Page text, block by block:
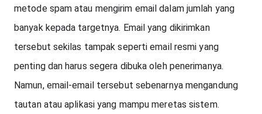
metode spam atau mengirim email dalam jumlah yang
banyak kepada targetnya. Email yang dikirimkan
tersebut sekilas tampak seperti email resmi yang
penting dan harus segera dibuka oleh penerimanya.
Namun, email-email tersebut sebenarnya mengandung
tautan atau aplikasi yang mampu meretas sistem.